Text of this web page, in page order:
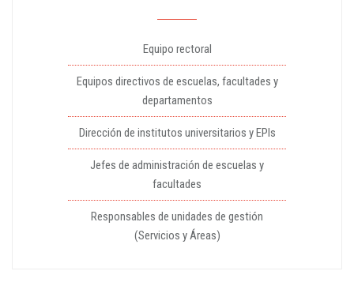
Equipo rectoral
Equipos directivos de escuelas, facultades y
departamentos
Dirección de institutos universitarios y EPIs
Jefes de administración de escuelas y
facultades
Responsables de unidades de gestión
(Servicios y Áreas)